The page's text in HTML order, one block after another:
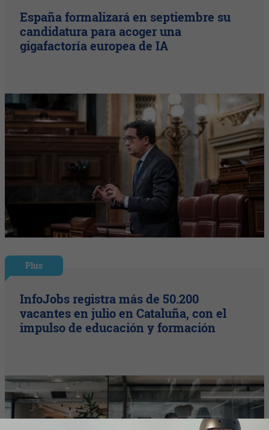
España formalizará en septiembre su
candidatura para acoger una
gigafactoría europea de IA
Plus
InfoJobs registra más de 50.200
vacantes en julio en Cataluña, con el
impulso de educación y formación